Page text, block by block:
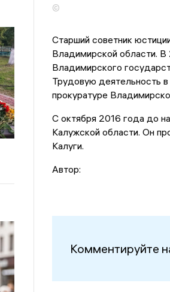
©
Старший советник
Владимирской области. В
Владимирского
Трудовую деятельность
прокуратуре
С октября 2016 года до
Калужской области. Он
Калуги.
Автор:
Комментируйте